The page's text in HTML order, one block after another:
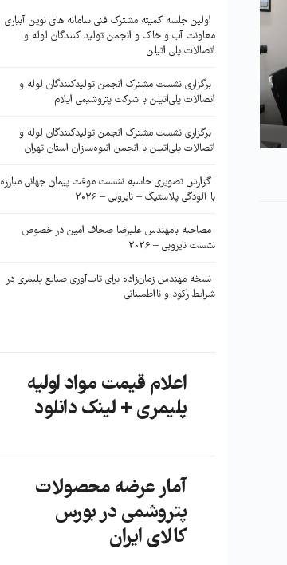
اولین جلسه کمیته مشترک فنی سامانه های نوین آبیاری
معاونت آب و خاک و انجمن تولید کنندگان لوله و
اتصالات پلی اتیلن
برگزاری نشست مشترک انجمن تولیدکنندگان لوله و
اتصالات پلی‌اتیلن با شرکت پتروشیمی ایلام
برگزاری نشست مشترک انجمن تولیدکنندگان لوله و
اتصالات پلی‌اتیلن با انجمن انبوه‌سازان استان تهران
گزارش تصویری حاشیه نشست موقت پیمان جهانی مبارزه
با آلودگی پلاستیک – نایروبی – 2026
مصاحبه بامهندس علیرضا صحاف امین در خصوص
نشست نایروبی – 2026
نسخه مهندس زمان‌زاده برای تاب‌آوری صنایع پلیمری در
شرایط رکود و نااطمینانی
اعلام قیمت مواد اولیه
پلیمری + لینک دانلود
آمار عرضه محصولات
پتروشمی در بورس
کالای ایران